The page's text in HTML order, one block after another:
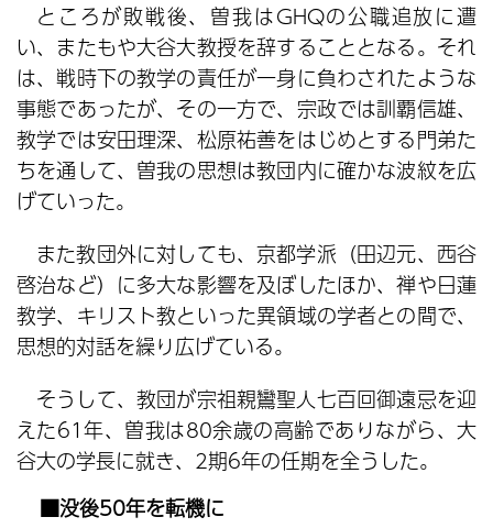
ところが敗戦後、曽我はGHQの公職追放に遭
い、またもや大谷大教授を辞することとなる。それ
は、戦時下の教学の責任が一身に負わされたような
事態であったが、その一方で、宗政では訓覇信雄、
教学では安田理深、松原祐善をはじめとする門弟た
ちを通して、曽我の思想は教団内に確かな波紋を広
げていった。
また教団外に対しても、京都学派（田辺元、西谷
啓治など）に多大な影響を及ぼしたほか、禅や日蓮
教学、キリスト教といった異領域の学者との間で、
思想的対話を繰り広げている。
そうして、教団が宗祖親鸞聖人七百回御遠忌を迎
えた61年、曽我は80余歳の高齢でありながら、大
谷大の学長に就き、2期6年の任期を全うした。
■没後50年を転機に